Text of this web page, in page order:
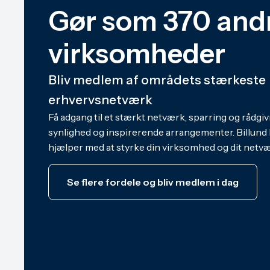
Gør som 370
virksomheder
Bliv medlem af områdets stærkeste
erhvervsnetværk
Få adgang til et stærkt netværk, sparring og
synlighed og inspirerende arrangementer. Billund
hjælper med at styrke din virksomhed og dit
Se flere fordele og bliv medlem i dag